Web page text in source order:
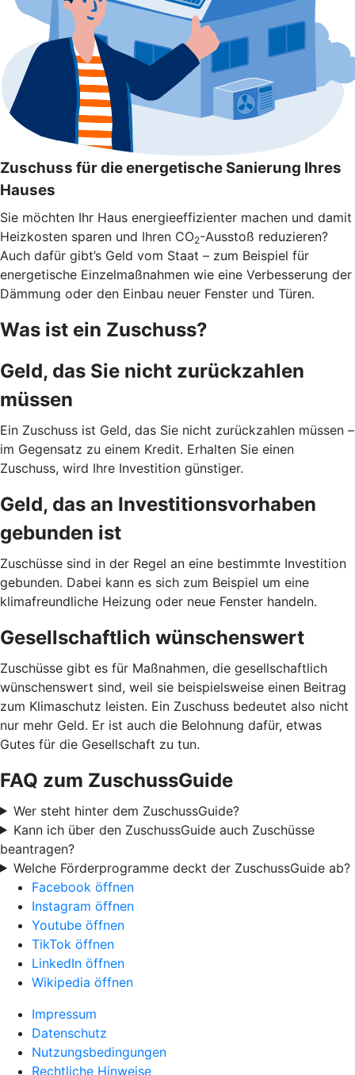
Zuschuss für die energetische Sanierung Ihres
Hauses
Sie möchten Ihr Haus energieeffizienter machen und damit
Heizkosten sparen und Ihren CO2-Ausstoß reduzieren?
Auch dafür gibt’s Geld vom Staat – zum Beispiel für
energetische Einzelmaßnahmen wie eine Verbesserung der
Dämmung oder den Einbau neuer Fenster und Türen.
Was ist ein Zuschuss?
Geld, das Sie nicht zurückzahlen
müssen
Ein Zuschuss ist Geld, das Sie nicht zurückzahlen müssen –
im Gegensatz zu einem Kredit. Erhalten Sie einen
Zuschuss, wird Ihre Investition günstiger.
Geld, das an Investitionsvorhaben
gebunden ist
Zuschüsse sind in der Regel an eine bestimmte Investition
gebunden. Dabei kann es sich zum Beispiel um eine
klimafreundliche Heizung oder neue Fenster handeln.
Gesellschaftlich wünschenswert
Zuschüsse gibt es für Maßnahmen, die gesellschaftlich
wünschenswert sind, weil sie beispielsweise einen Beitrag
zum Klimaschutz leisten. Ein Zuschuss bedeutet also nicht
nur mehr Geld. Er ist auch die Belohnung dafür, etwas
Gutes für die Gesellschaft zu tun.
FAQ zum ZuschussGuide
Wer steht hinter dem ZuschussGuide?
Kann ich über den ZuschussGuide auch Zuschüsse
beantragen?
Welche Förderprogramme deckt der ZuschussGuide ab?
Facebook öffnen
Instagram öffnen
Youtube öffnen
TikTok öffnen
LinkedIn öffnen
Wikipedia öffnen
Impressum
Datenschutz
Nutzungsbedingungen
Rechtliche Hinweise